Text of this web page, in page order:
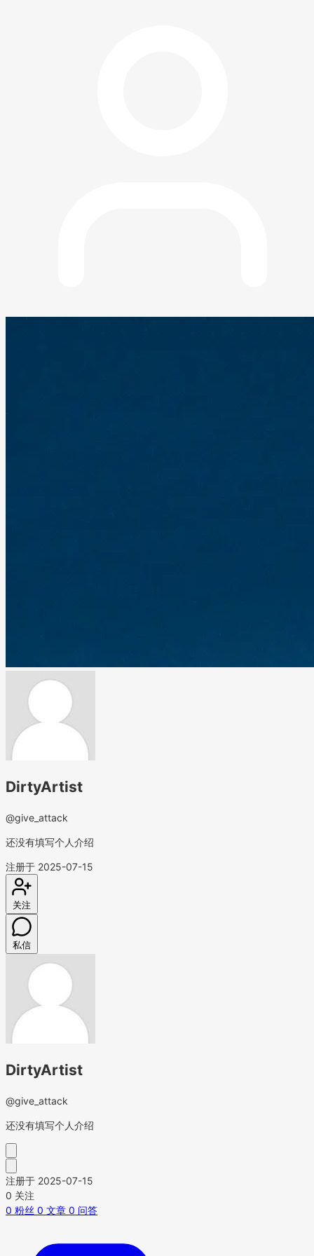
DirtyArtist
@give_attack
还没有填写个人介绍
注册于 2025-07-15
关注
私信
DirtyArtist
@give_attack
还没有填写个人介绍
注册于 2025-07-15
0 关注
0 粉丝 0 文章 0 问答